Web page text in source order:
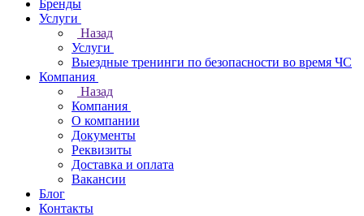
Бренды
Услуги
Назад
Услуги
Выездные тренинги по безопасности во время ЧС
Компания
Назад
Компания
О компании
Документы
Реквизиты
Доставка и оплата
Вакансии
Блог
Контакты